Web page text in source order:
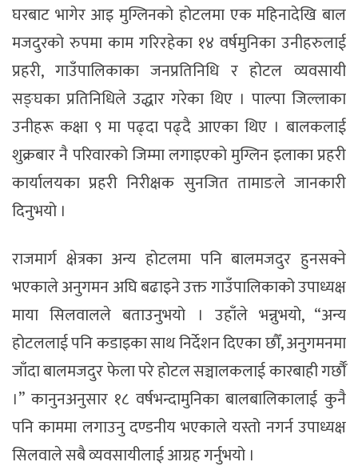
घरबाट भागेर आइ मुग्लिनको होटलमा एक महिनादेखि बाल
मजदुरको रुपमा काम गरिरहेका १४ वर्षमुनिका उनीहरुलाई
प्रहरी, गाउँपालिकाका जनप्रतिनिधि र होटल व्यवसायी
सङ्घका प्रतिनिधिले उद्धार गरेका थिए । पाल्पा जिल्लाका
उनीहरू कक्षा ९ मा पढ्दा पढ्दै आएका थिए । बालकलाई
शुक्रबार नै परिवारको जिम्मा लगाइएको मुग्लिन इलाका प्रहरी
कार्यालयका प्रहरी निरीक्षक सुनजित तामाङले जानकारी
दिनुभयो ।
राजमार्ग क्षेत्रका अन्य होटलमा पनि बालमजदुर हुनसक्ने
भएकाले अनुगमन अघि बढाइने उक्त गाउँपालिकाको उपाध्यक्ष
माया सिलवालले बताउनुभयो । उहाँले भन्नुभयो, “अन्य
होटललाई पनि कडाइका साथ निर्देशन दिएका छौँ, अनुगमनमा
जाँदा बालमजदुर फेला परे होटल सञ्चालकलाई कारबाही गर्छौँ
।” कानुनअनुसार १८ वर्षभन्दामुनिका बालबालिकालाई कुनै
पनि काममा लगाउनु दण्डनीय भएकाले यस्तो नगर्न उपाध्यक्ष
सिलवाले सबै व्यवसायीलाई आग्रह गर्नुभयो ।